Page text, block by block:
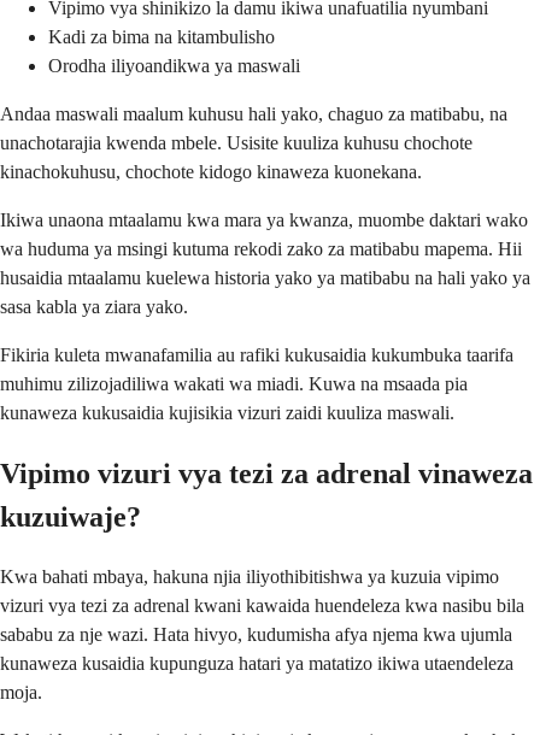
Vipimo vya shinikizo la damu ikiwa unafuatilia nyumbani
Kadi za bima na kitambulisho
Orodha iliyoandikwa ya maswali
Andaa maswali maalum kuhusu hali yako, chaguo za matibabu, na
unachotarajia kwenda mbele. Usisite kuuliza kuhusu chochote
kinachokuhusu, chochote kidogo kinaweza kuonekana.
Ikiwa unaona mtaalamu kwa mara ya kwanza, muombe daktari wako
wa huduma ya msingi kutuma rekodi zako za matibabu mapema. Hii
husaidia mtaalamu kuelewa historia yako ya matibabu na hali yako ya
sasa kabla ya ziara yako.
Fikiria kuleta mwanafamilia au rafiki kukusaidia kukumbuka taarifa
muhimu zilizojadiliwa wakati wa miadi. Kuwa na msaada pia
kunaweza kukusaidia kujisikia vizuri zaidi kuuliza maswali.
Vipimo vizuri vya tezi za adrenal vinaweza
kuzuiwaje?
Kwa bahati mbaya, hakuna njia iliyothibitishwa ya kuzuia vipimo
vizuri vya tezi za adrenal kwani kawaida huendeleza kwa nasibu bila
sababu za nje wazi. Hata hivyo, kudumisha afya njema kwa ujumla
kunaweza kusaidia kupunguza hatari ya matatizo ikiwa utaendeleza
moja.